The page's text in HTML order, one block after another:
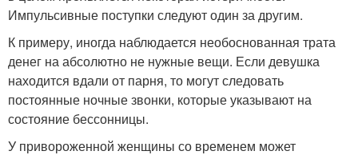
Импульсивные поступки следуют один за другим.
К примеру, иногда наблюдается необоснованная трата
денег на абсолютно не нужные вещи. Если девушка
находится вдали от парня, то могут следовать
постоянные ночные звонки, которые указывают на
состояние бессонницы.
У привороженной женщины со временем может